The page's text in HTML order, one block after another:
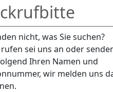
nicht, was Sie suchen?
sei uns an oder
Ihren Namen und
wir melden uns